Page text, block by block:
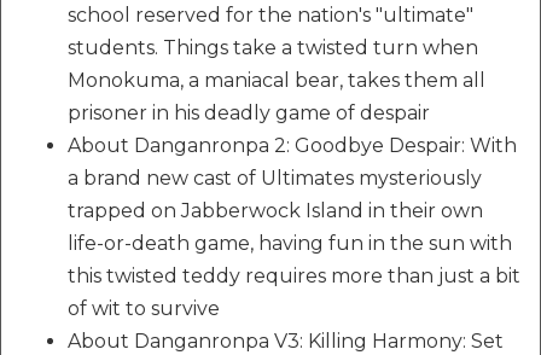
school reserved for the nation's "ultimate"
students. Things take a twisted turn when
Monokuma, a maniacal bear, takes them all
prisoner in his deadly game of despair
About Danganronpa 2: Goodbye Despair: With
a brand new cast of Ultimates mysteriously
trapped on Jabberwock Island in their own
life-or-death game, having fun in the sun with
this twisted teddy requires more than just a bit
of wit to survive
About Danganronpa V3: Killing Harmony: Set